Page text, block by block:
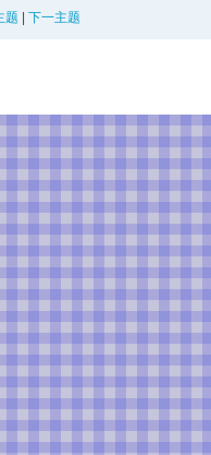
题 下一主题